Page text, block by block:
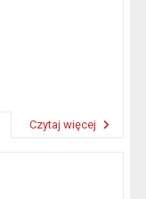
Czytaj więcej